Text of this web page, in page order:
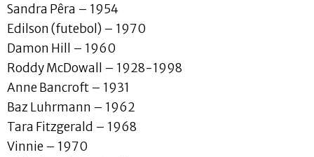
Sandra Pêra – 1954
Edilson (futebol) – 1970
Damon Hill – 1960
Roddy McDowall – 1928-1998
Anne Bancroft – 1931
Baz Luhrmann – 1962
Tara Fitzgerald – 1968
Vinnie – 1970